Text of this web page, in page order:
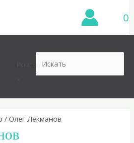
0
/ Олег Лекманов